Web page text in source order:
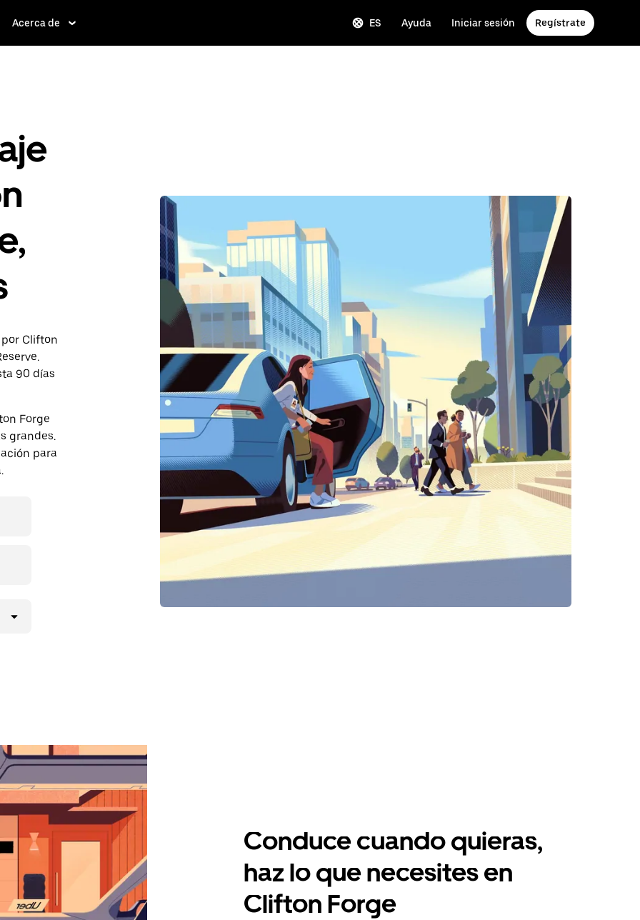
Acerca de ES Ayuda Iniciar sesión Regístrate
Clifton
90 días
Forge
grandes.
para
Conduce cuando quieras,
haz lo que necesites en
Clifton Forge